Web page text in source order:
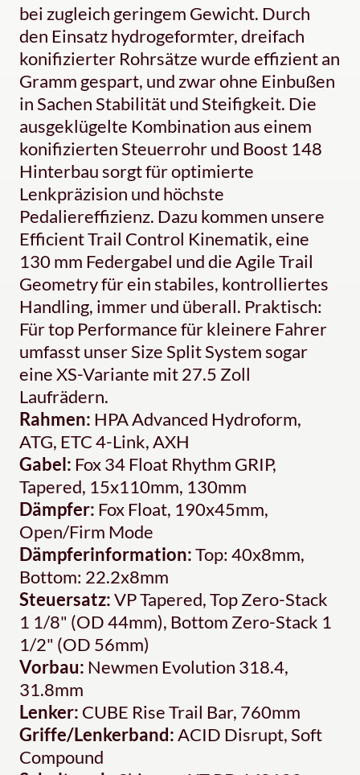
bei zugleich geringem Gewicht. Durch
den Einsatz hydrogeformter, dreifach
konifizierter Rohrsätze wurde effizient an
Gramm gespart, und zwar ohne Einbußen
in Sachen Stabilität und Steifigkeit. Die
ausgeklügelte Kombination aus einem
konifizierten Steuerrohr und Boost 148
Hinterbau sorgt für optimierte
Lenkpräzision und höchste
Pedaliereffizienz. Dazu kommen unsere
Efficient Trail Control Kinematik, eine
130 mm Federgabel und die Agile Trail
Geometry für ein stabiles, kontrolliertes
Handling, immer und überall. Praktisch:
Für top Performance für kleinere Fahrer
umfasst unser Size Split System sogar
eine XS-Variante mit 27.5 Zoll
Laufrädern.
Rahmen: HPA Advanced Hydroform,
ATG, ETC 4-Link, AXH
Gabel: Fox 34 Float Rhythm GRIP,
Tapered, 15x110mm, 130mm
Dämpfer: Fox Float, 190x45mm,
Open/Firm Mode
Dämpferinformation:Top: 40x8mm,
Bottom: 22.2x8mm
Steuersatz:VP Tapered, Top Zero-Stack
1 1/8" (OD 44mm), Bottom Zero-Stack 1
1/2" (OD 56mm)
Vorbau: Newmen Evolution 318.4,
31.8mm
Lenker: CUBE Rise Trail Bar, 760mm
Griffe/Lenkerband:ACID Disrupt, Soft
Compound